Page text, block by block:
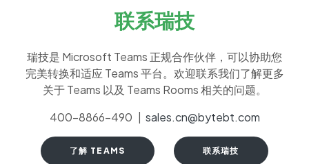
联系瑞技
瑞技是 Microsoft Teams 正规合作伙伴，可以协助您
完美转换和适应 Teams 平台。欢迎联系我们了解更多
关于 Teams 以及 Teams Rooms 相关的问题。
400-8866-490 | sales.cn@bytebt.com
了解 TEAMS 联系瑞技